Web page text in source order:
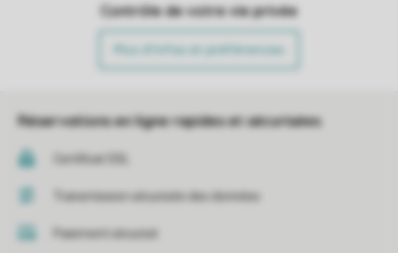
Contrôle de votre vie privée
Plus d’infos et préférences
Réservations en ligne rapides et sécurisées
Certificat SSL
Transmission sécurisée des données
Paiement sécurisé